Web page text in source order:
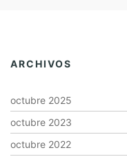
ARCHIVOS
octubre 2025
octubre 2023
octubre 2022